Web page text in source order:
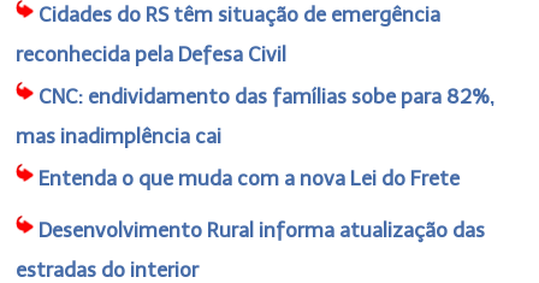
Cidades do RS têm situação de emergência
reconhecida pela Defesa Civil
CNC: endividamento das famílias sobe para 82%,
mas inadimplência cai
Entenda o que muda com a nova Lei do Frete
Desenvolvimento Rural informa atualização das
estradas do interior